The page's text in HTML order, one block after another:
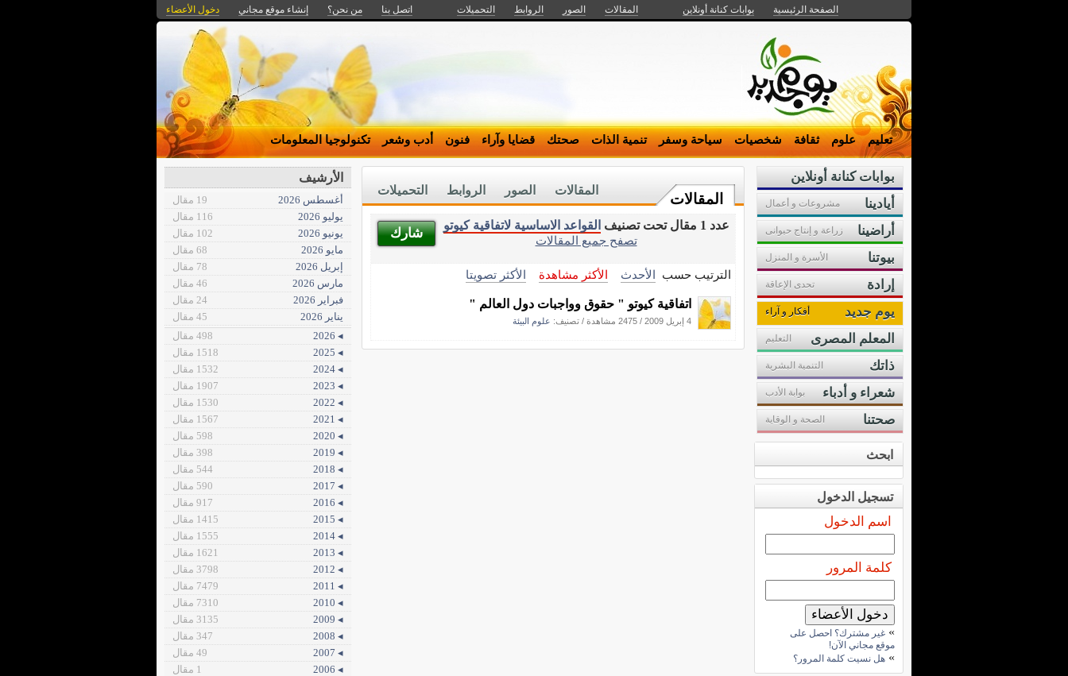
الصفحة الرئيسية بوابات كنانة أونلاين المقالات الصور الروابط التحميلات اتصل بنا من نحن؟ إنشاء موقع مجاني دخول الأعضاء
تعليم علوم ثقافة شخصيات سياحة وسفر تنمية الذات صحتك قضايا وآراء فنون أدب وشعر تكنولوجيا المعلومات
المقالات
التحميلات الروابط الصور المقالات
شارك
عدد 1 مقال تحت تصنيف
القواعد الاساسية لاتفاقية كيوتو
تصفح جميع المقالات
الترتيب حسب الأحدث الأكثر مشاهدة الأكثر تصويتا
اتفاقية كيوتو " حقوق وواجبات دول العالم "
4 إبريل 2009 / 2475 مشاهدة / تصنيف: علوم البيئة
بوابات كنانة أونلاين
أيادينا
مشروعات و أعمال
أراضينا زراعة و إنتاج حيوانى
بيوتنا الأسرة و المنزل
إرادة تحدى الإعاقة
يوم جديد أفكار و آراء
المعلم المصرى التعليم
ذاتك التنمية البشرية
شعراء و أدباء بوابة الأدب
صحتنا الصحة و الوقاية
ابحث
تسجيل الدخول
اسم الدخول
كلمة المرور
» غير مشترك؟ احصل على
موقع مجاني الآن!
» هل نسيت كلمة المرور؟
الأرشيف
أغسطس 2026
19 مقال
يوليو 2026
116 مقال
يونيو 2026
102 مقال
مايو 2026
68 مقال
إبريل 2026
78 مقال
مارس 2026
46 مقال
فبراير 2026
24 مقال
يناير 2026
45 مقال
◂ 2026
498 مقال
◂ 2025
1518 مقال
◂ 2024
1532 مقال
◂ 2023
1907 مقال
◂ 2022
1530 مقال
◂ 2021
1567 مقال
◂ 2020
598 مقال
◂ 2019
398 مقال
◂ 2018
544 مقال
◂ 2017
590 مقال
◂ 2016
917 مقال
◂ 2015
1415 مقال
◂ 2014
1555 مقال
◂ 2013
1621 مقال
◂ 2012
3798 مقال
◂ 2011
7479 مقال
◂ 2010
7310 مقال
◂ 2009
3135 مقال
◂ 2008
347 مقال
◂ 2007
49 مقال
◂ 2006
1 مقال